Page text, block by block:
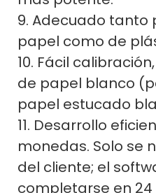
9. Adecuado tanto
papel como de
10. Fácil
de papel blanco
papel estucado
11. Desarrollo
monedas. Solo se
del cliente; el
completarse en